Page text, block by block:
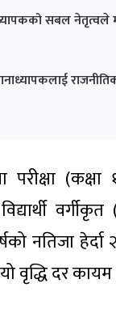
सबल नेतृत्वले
परीक्षा
नतिजा हेर्दा
वृद्धि दर